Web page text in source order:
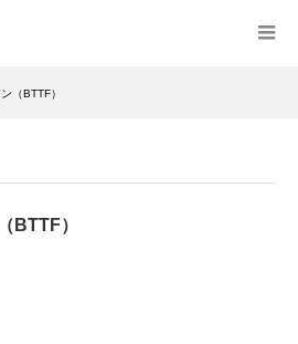
（BTTF）
BTTF）